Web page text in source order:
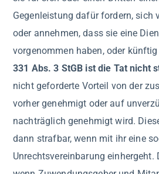
Gegenleistung dafür fordern, sich
oder annehmen, dass sie eine
vorgenommen haben, oder
331 Abs. 3 StGB ist die Tat nicht
nicht geforderte Vorteil von der
vorher genehmigt oder auf
nachträglich genehmigt wird.
dann strafbar, wenn mit ihr eine
Unrechtsvereinbarung einhergeht.